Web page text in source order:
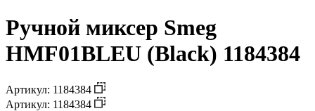
Ручной миксер Smeg
HMF01BLEU (Black) 1184384
Артикул: 1184384
Артикул: 1184384